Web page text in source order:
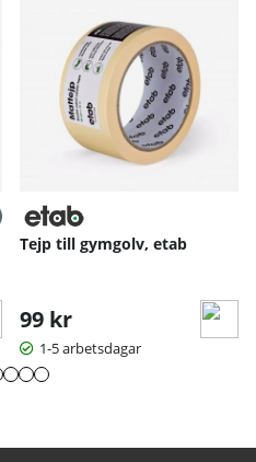
Tejp till gymgolv, etab
99 kr
1-5 arbetsdagar